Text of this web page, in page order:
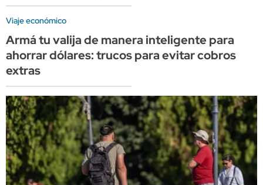
Viaje económico
Armá tu valija de manera inteligente para
ahorrar dólares: trucos para evitar cobros
extras